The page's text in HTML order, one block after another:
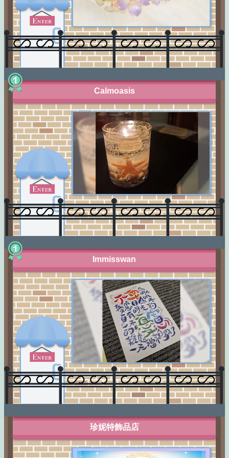
Calmoasis
Immisswan
珍妮特飾品店